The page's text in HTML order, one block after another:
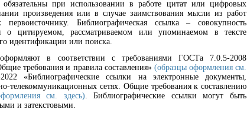
обязательны при использовании в работе цитат или цифровых
произведения или в случае заимствования мысли из работ
первоисточнику. Библиографическая ссылка – совокупность
о цитируемом, рассматриваемом или упоминаемом в тексте
идентификации или поиска.
в соответствии с требованиями ГОСТа 7.0.5-2008
требования и правила составления» (образцы оформления см.
«Библиографические ссылки на электронные документы,
телекоммуникационных сетях. Общие требования к составлению
см. здесь) .Библиографические ссылки могут быть
и затекстовыми.